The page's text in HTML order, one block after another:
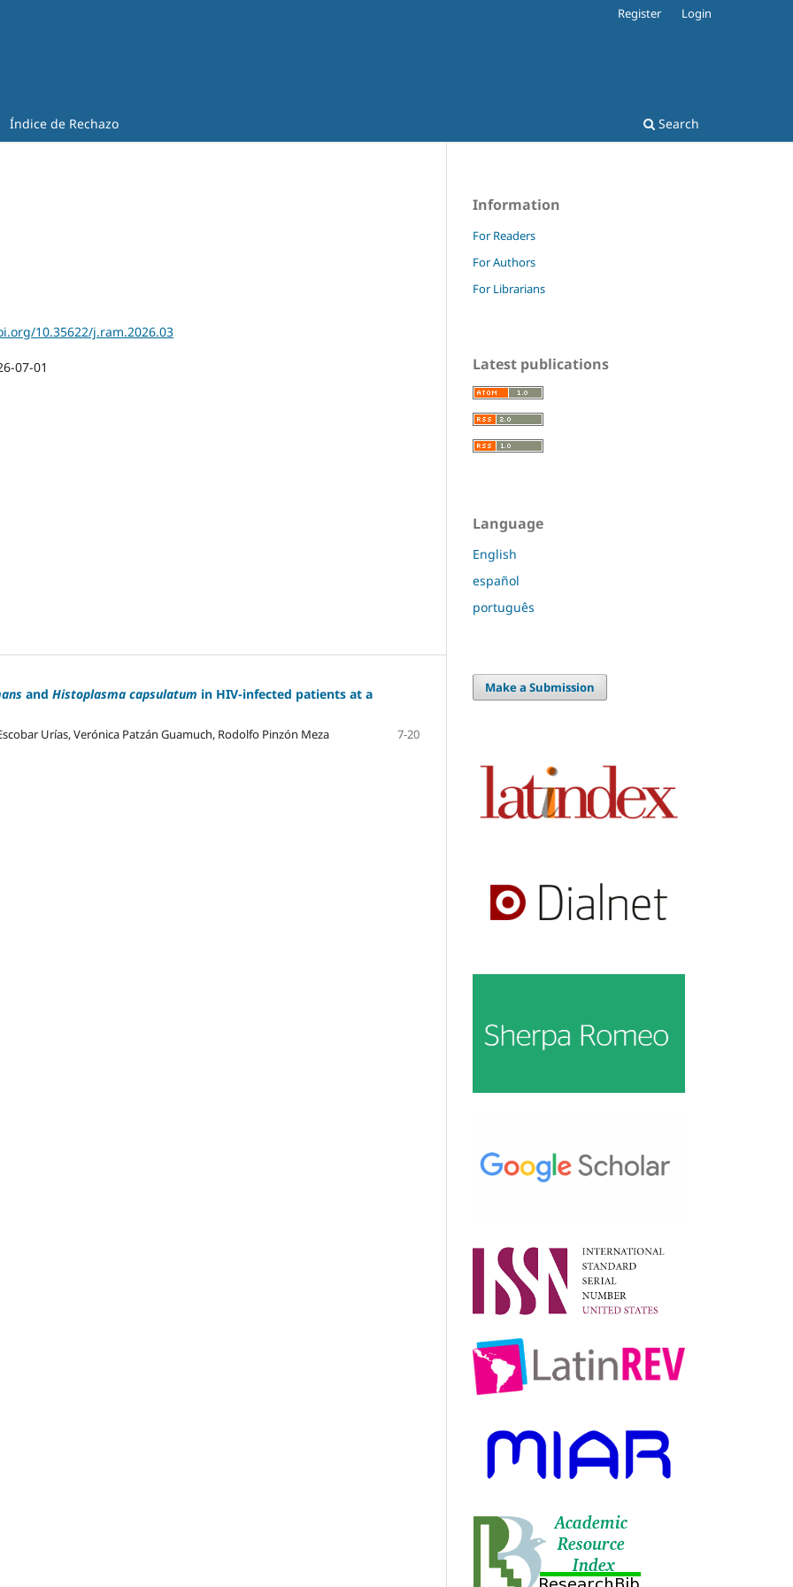
Índice de Rechazo Search
Register Login
10.35622/j.ram.2026.03
07-01
and Histoplasma capsulatum in HIV-infected patients at a
Urías, Verónica Patzán Guamuch, Rodolfo Pinzón Meza
7-20
Information
For Readers
For Authors
For Librarians
Latest publications
Language
English
español
português
Make a Submission